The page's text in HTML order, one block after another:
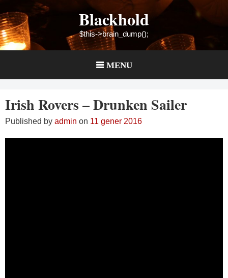
to
content
Blackhold
$this->brain_dump();
MENU
Irish Rovers – Drunken Sailer
Published by admin on 11 gener 2016